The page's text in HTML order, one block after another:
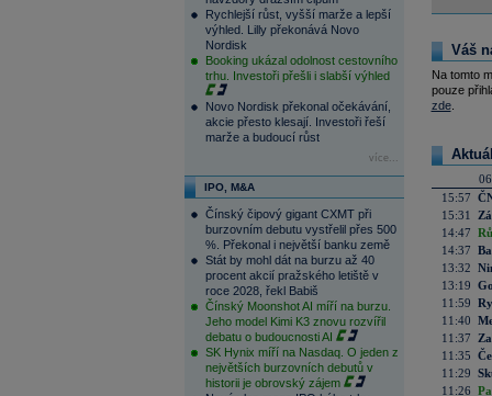
Rychlejší růst, vyšší marže a lepší
výhled. Lilly překonává Novo
Nordisk
Booking ukázal odolnost cestovního
trhu. Investoři přešli i slabší výhled
Novo Nordisk překonal očekávání,
akcie přesto klesají. Investoři řeší
marže a budoucí růst
více...
IPO, M&A
Čínský čipový gigant CXMT při
burzovním debutu vystřelil přes 500
%. Překonal i největší banku země
Stát by mohl dát na burzu až 40
procent akcií pražského letiště v
roce 2028, řekl Babiš
Čínský Moonshot AI míří na burzu.
Jeho model Kimi K3 znovu rozvířil
debatu o budoucnosti AI
SK Hynix míří na Nasdaq. O jeden z
největších burzovních debutů v
historii je obrovský zájem
Váš
Na tomto
pouze
zde.
15:57
15:31
14:47
14:37
13:32
13:19
11:59
11:40
11:37
11:35
11:29
11:26